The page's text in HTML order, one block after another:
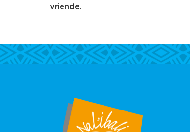
vriende.